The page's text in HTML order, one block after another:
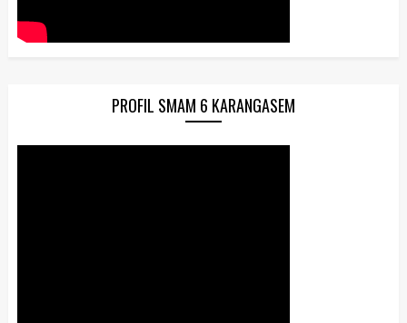
PROFIL SMAM 6 KARANGASEM